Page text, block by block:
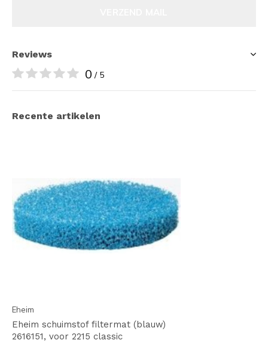
Reviews
0 / 5
Recente artikelen
Eheim
Eheim schuimstof filtermat (blauw)
2616151, voor 2215 classic